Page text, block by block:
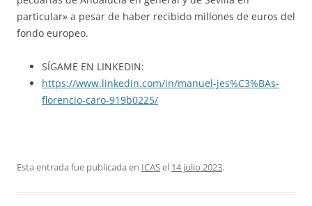
particular» a pesar de haber recibido millones de euros del
fondo europeo.
SÍGAME EN LINKEDIN:
https://www.linkedin.com/in/manuel-jes%C3%BAs-
florencio-caro-919b0225/
Esta entrada fue publicada en ICASel 14 julio 2023.